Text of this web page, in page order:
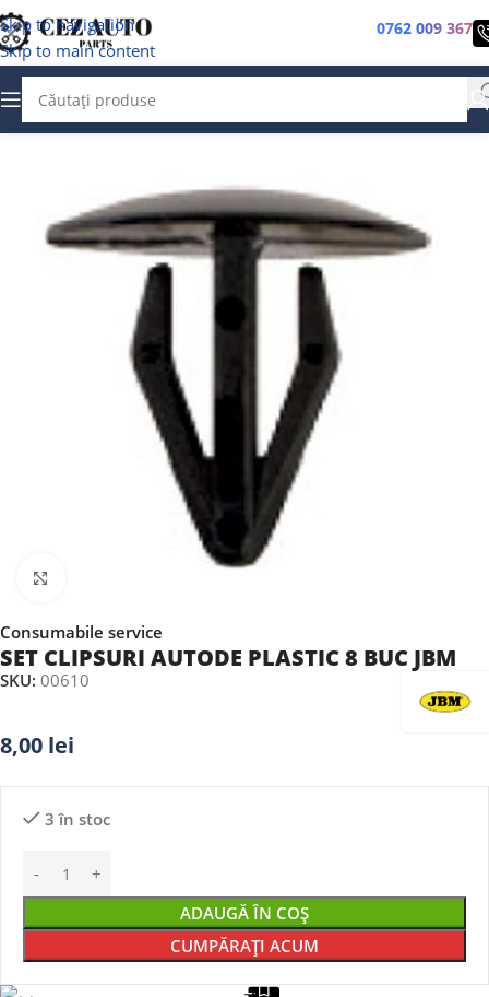
Skip to navigation
Skip to main content
0762 009 367
Consumabile service
SET CLIPSURI AUTODE PLASTIC 8 BUC JBM
SKU: 00610
8,00 lei
3 în stoc
ADAUGĂ ÎN COȘ
CUMPĂRAȚI ACUM